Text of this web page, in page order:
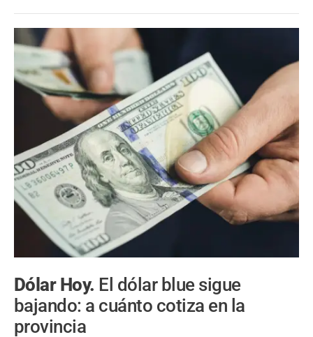
Dólar Hoy. El dólar blue sigue
bajando: a cuánto cotiza en la
provincia